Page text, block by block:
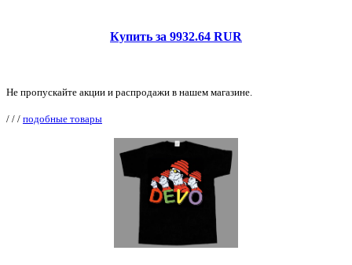
Купить за 9932.64 RUR
Не пропускайте акции и распродажи в нашем магазине.
/ / / подобные товары